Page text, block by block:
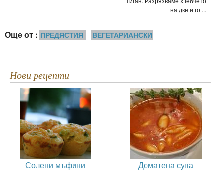
на две и го ...
Още от : ПРЕДЯСТИЯ ВЕГЕТАРИАНСКИ
Нови рецепти
Солени мъфини Доматена супа